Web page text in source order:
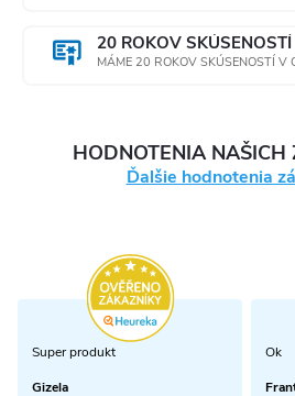
20 ROKOV SKÚSENOSTÍ
MÁME 20 ROKOV SKÚSENOSTÍ V
HODNOTENIA
Ďalšie hodnotenia
Super produkt
Gizela
Ok